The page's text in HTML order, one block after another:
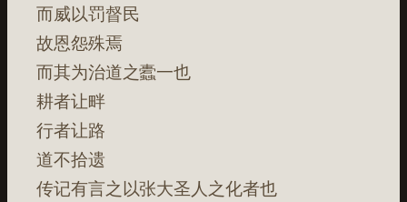
而威以罚督民
故恩怨殊焉
而其为治道之蠹一也
耕者让畔
行者让路
道不拾遗
传记有言之以张大圣人之化者也